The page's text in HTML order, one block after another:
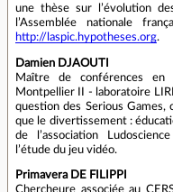
une thèse sur l’évolution
l’Assemblée nationale
http://laspic.hypotheses.org.
Damien DJAOUTI
Maître de conférences en
Montpellier II - laboratoire
question des Serious Games,
que le divertissement :
de l’association
l’étude du jeu vidéo.
Primavera DE FILIPPI
Chercheure associée au